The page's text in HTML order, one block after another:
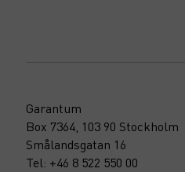
Garantum
Box 7364, 103 90 Stockholm
Smålandsgatan 16
Tel: +46 8 522 550 00